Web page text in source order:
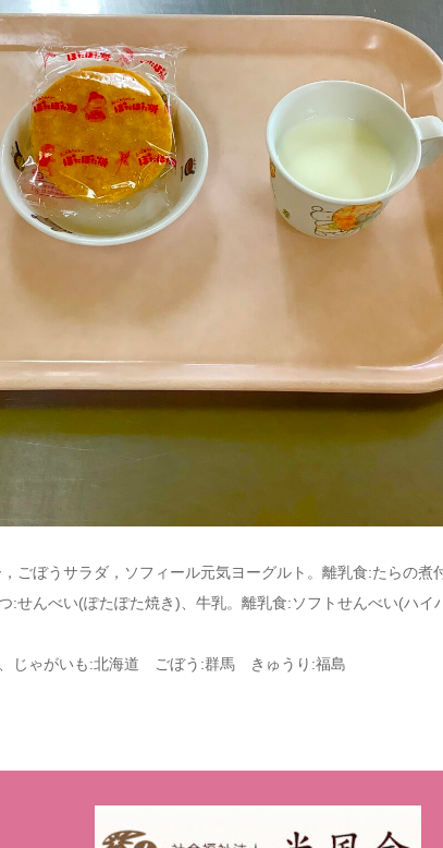
ごぼうサラダ，ソフィール元気ヨーグルト。離乳食:たらの煮
せんべい(ぽたぽた焼き)、牛乳。離乳食:ソフトせんべい(ハイ
じゃがいも:北海道 ごぼう:群馬 きゅうり:福島